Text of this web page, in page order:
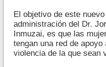
El objetivo de este
administración del Dr.
Inmuzai, es que las
tengan una red de
violencia de la que sean